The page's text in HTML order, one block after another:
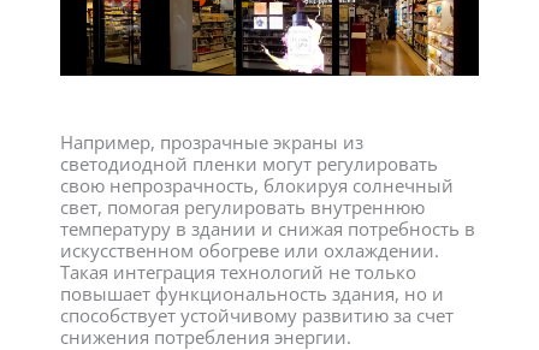
Например, прозрачные экраны из
светодиодной пленки могут регулировать
свою непрозрачность, блокируя солнечный
свет, помогая регулировать внутреннюю
температуру в здании и снижая потребность в
искусственном обогреве или охлаждении.
Такая интеграция технологий не только
повышает функциональность здания, но и
способствует устойчивому развитию за счет
снижения потребления энергии.